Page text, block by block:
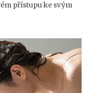
přístupu ke svým